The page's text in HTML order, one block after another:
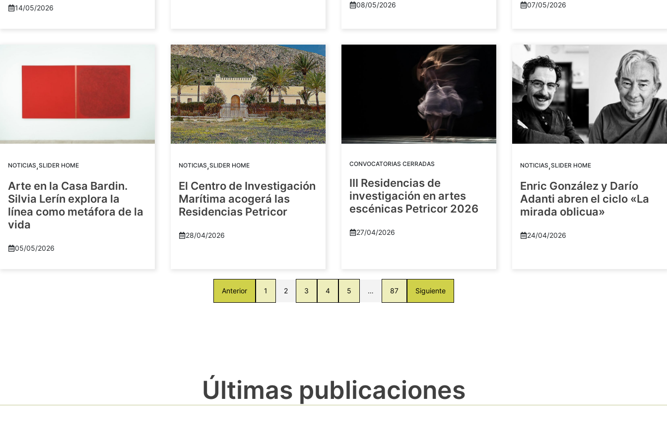
14/05/2026 08/05/2026 07/05/2026
NOTICIAS,SLIDER HOME
Arte en la Casa Bardin.
Silvia Lerín explora la
línea como metáfora de la
vida
05/05/2026
NOTICIAS,SLIDER HOME
El Centro de Investigación
Marítima acogerá las
Residencias Petricor
28/04/2026
CONVOCATORIAS CERRADAS
III Residencias de
investigación en artes
escénicas Petricor 2026
27/04/2026
NOTICIAS,SLIDER HOME
Enric González y Darío
Adanti abren el ciclo «La
mirada oblicua»
24/04/2026
Anterior 1 2 3 4 5 … 87 Siguiente
Últimas publicaciones